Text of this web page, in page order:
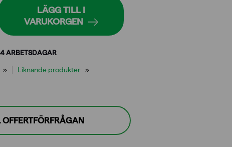
ARBETSDAGAR
LÄGG TILL I
VARUKORGEN
Liknande produkter